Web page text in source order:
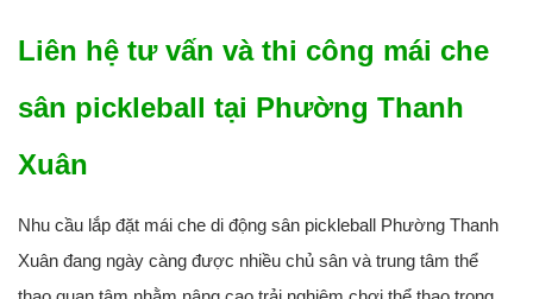
Liên hệ tư vấn và thi công mái che
sân pickleball tại Phường Thanh
Xuân
Nhu cầu lắp đặt mái che di động sân pickleball Phường Thanh
Xuân đang ngày càng được nhiều chủ sân và trung tâm thể